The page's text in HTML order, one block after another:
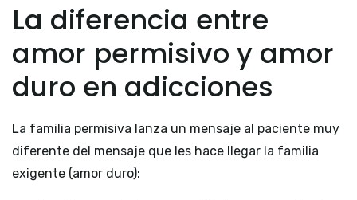
La diferencia entre
amor permisivo y amor
duro en adicciones
La familia permisiva lanza un mensaje al paciente muy
diferente del mensaje que les hace llegar la familia
exigente (amor duro):